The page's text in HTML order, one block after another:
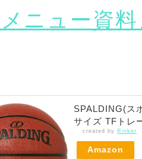
ニュー資
SPALDING(ス
サイズ TFトレ
created by Rinker
Amazon